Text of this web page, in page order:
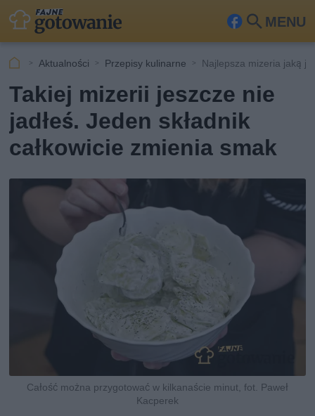
MENU
Fa
ook
Szu
kaj
Aktualności Przepisy kulinarne Najlepsza mizeria jaką
Takiej mizerii jeszcze nie
jadłeś. Jeden składnik
całkowicie zmienia smak
Całość można przygotować w kilkanaście minut, fot. Paweł
Kacperek